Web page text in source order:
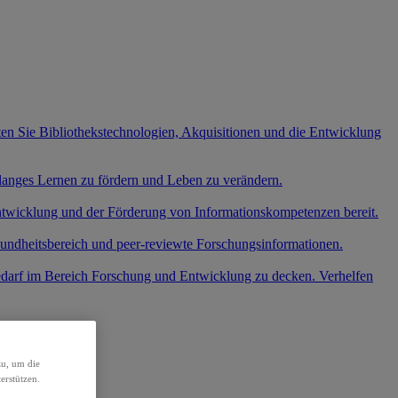
Sie Bibliothekstechnologien, Akquisitionen und die Entwicklung
Lernen zu fördern und Leben zu verändern.
und der Förderung von Informationskompetenzen bereit.
und peer-reviewte Forschungsinformationen.
im Bereich Forschung und Entwicklung zu decken. Verhelfen
um die